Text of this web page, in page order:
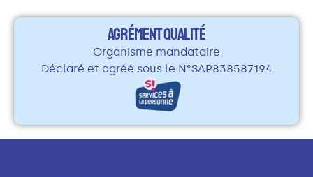
AGRÉMENT QUALITÉ
Organisme mandataire
Déclaré et agréé sous le N°SAP838587194